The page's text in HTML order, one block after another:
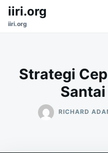
SkipSearch
for:
iiri.org
iiri.org
Strategi
RICHARD